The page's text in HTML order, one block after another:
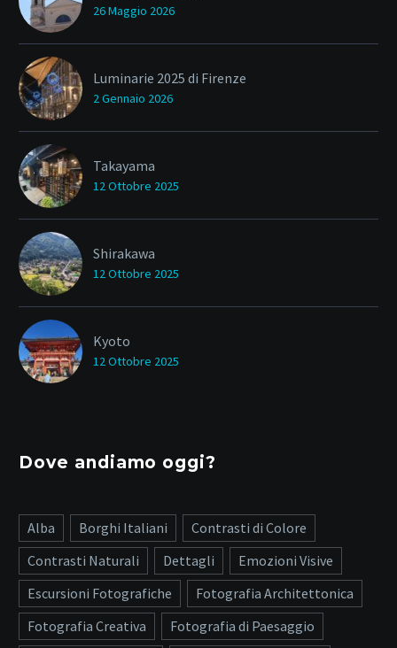
26 Maggio 2026
Luminarie 2025 di Firenze
2 Gennaio 2026
Takayama
12 Ottobre 2025
Shirakawa
12 Ottobre 2025
Kyoto
12 Ottobre 2025
Dove andiamo oggi?
Alba Borghi Italiani
Contrasti di Colore
Contrasti Naturali
Dettagli
Emozioni Visive
Escursioni Fotografiche
Fotografia Architettonica
Fotografia Creativa
Fotografia di Paesaggio